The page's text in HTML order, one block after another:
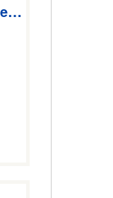
กาแฟสลายไขมัน Rachy coffee Plus